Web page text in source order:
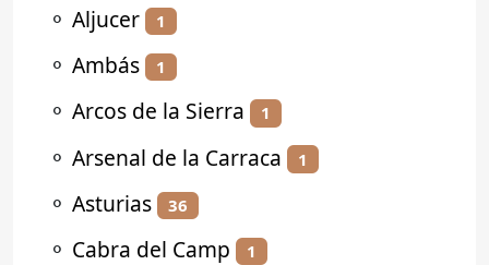
⚬ Aljucer 1
⚬ Ambás 1
⚬ Arcos de la Sierra 1
⚬ Arsenal de la Carraca 1
⚬ Asturias 36
⚬ Cabra del Camp 1